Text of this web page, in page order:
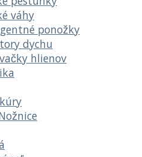
váhy
ponožky
dychu
hlienov